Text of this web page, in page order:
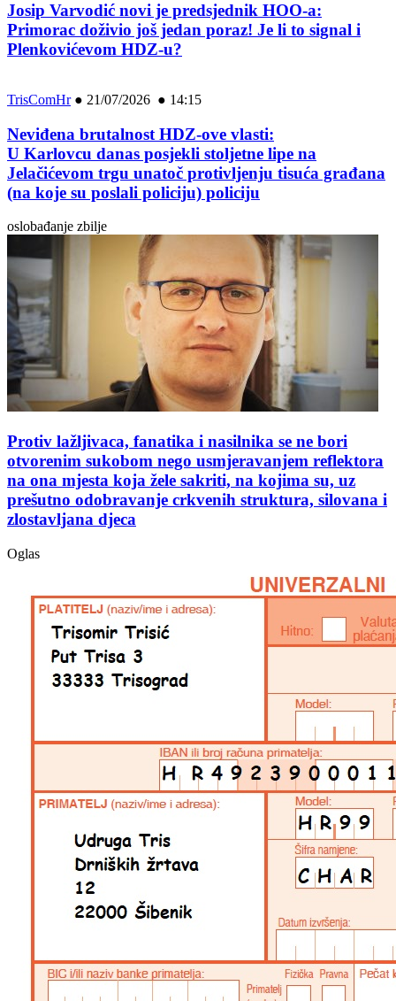
Josip Varvodić novi je predsjednik HOO-a:
Primorac doživio još jedan poraz! Je li to signal i
Plenkovićevom HDZ-u?
TrisComHr● 21/07/2026 ● 14:15
Neviđena brutalnost HDZ-ove vlasti:
U Karlovcu danas posjekli stoljetne lipe na
Jelačićevom trgu unatoč protivljenju tisuća građana
(na koje su poslali policiju) policiju
oslobađanje zbilje
Protiv lažljivaca, fanatika i nasilnika se ne bori
otvorenim sukobom nego usmjeravanjem reflektora
na ona mjesta koja žele sakriti, na kojima su, uz
prešutno odobravanje crkvenih struktura, silovana i
zlostavljana djeca
Oglas